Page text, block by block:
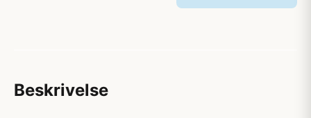
Beskrivelse